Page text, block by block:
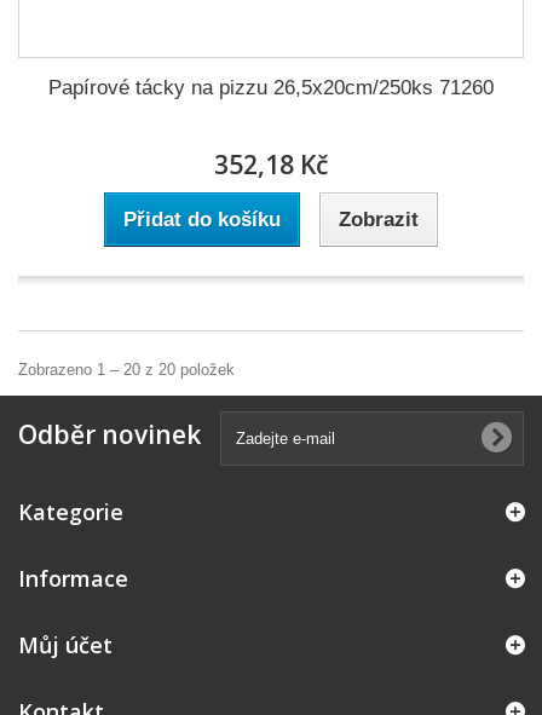
Papírové tácky na pizzu 26,5x20cm/250ks 71260
352,18 Kč
Přidat do košíku Zobrazit
Zobrazeno 1 – 20 z 20 položek
Odběr novinek
Kategorie
Informace
Můj účet